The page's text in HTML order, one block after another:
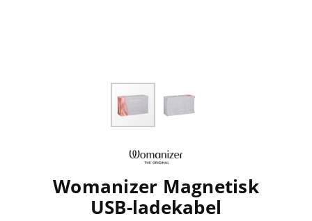
Womanizer Magnetisk
USB-ladekabel